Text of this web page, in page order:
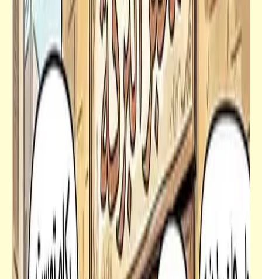
قصص_قصص عالمية